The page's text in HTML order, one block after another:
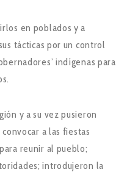
en poblados y a
tácticas por un control
indígenas para
y a su vez pusieron
a las fiestas
reunir al pueblo;
introdujeron la